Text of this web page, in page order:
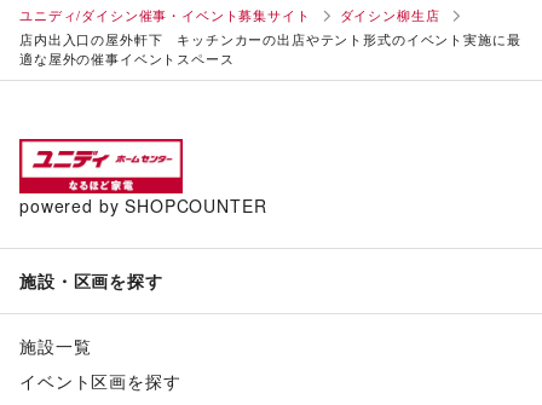
ユニディ/ダイシン催事・イベント募集サイト
ダイシン柳生店
店内出入口の屋外軒下 キッチンカーの出店やテント形式のイベント実施に最
適な屋外の催事イベントスペース
powered by SHOPCOUNTER
施設・区画を探す
施設一覧
イベント区画を探す